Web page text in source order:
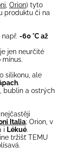
, Orion) tyto
produktu či na
-60 °C až
jen neurčité
mínus.
silikonu, ale
.
bublin a ostrých
Italia; Orion, v
i Lékué.
tržišť TEMU